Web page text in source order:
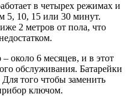
в четырех режимах и
5, 10, 15 или 30 минут.
2 метров от пола, что
около 6 месяцев, и в этот
обслуживания. Батарейки
того чтобы заменить
ключом.